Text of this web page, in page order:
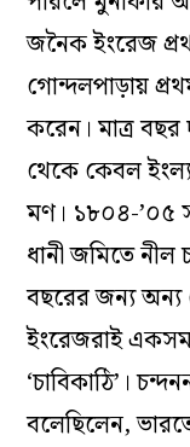
জনৈক ইংরেজ
গোন্দলপাড়ায়
করেন। মাত্র
থেকে কেবল
মণ। ১৮০৪-’০৫
ধানী জমিতে
বছরের জন্য অন্য
ইংরেজরাই
‘চাবিকাঠি’।
বলেছিলেন,